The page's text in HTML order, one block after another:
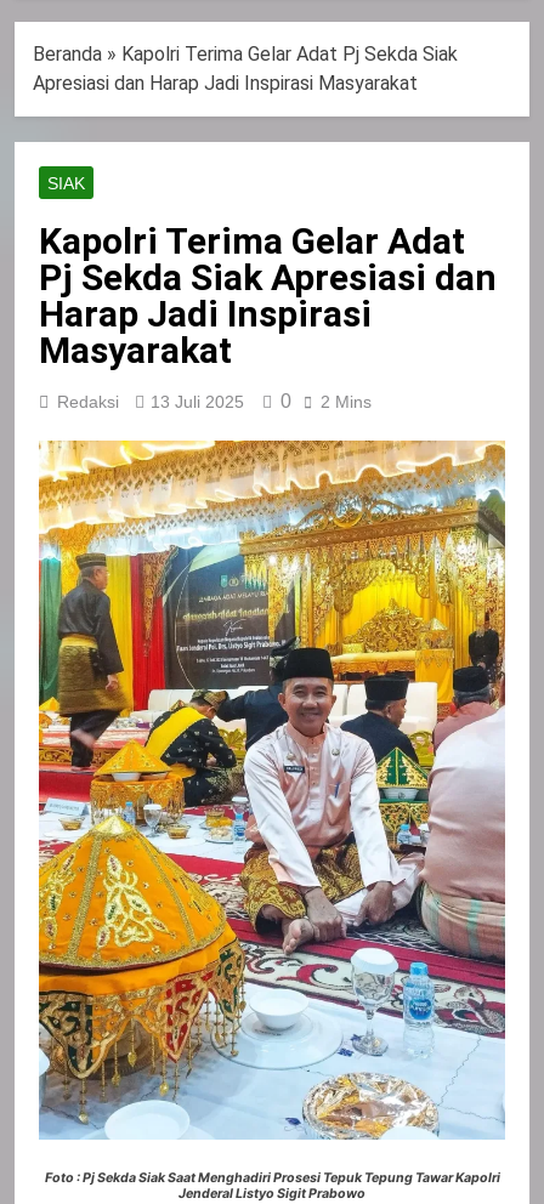
Beranda » Kapolri Terima Gelar Adat Pj Sekda Siak
Apresiasi dan Harap Jadi Inspirasi Masyarakat
SIAK
Kapolri Terima Gelar Adat
Pj Sekda Siak Apresiasi dan
Harap Jadi Inspirasi
Masyarakat
Redaksi 13 Juli 2025 0 2 Mins
Foto : Pj Sekda Siak Saat Menghadiri Prosesi Tepuk Tepung Tawar Kapolri
Jenderal Listyo Sigit Prabowo